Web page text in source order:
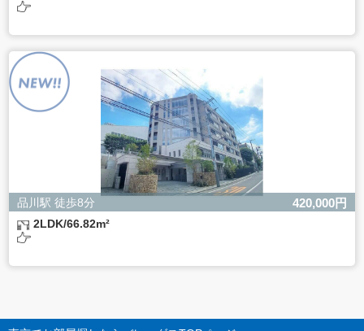
品川駅 徒歩8分 420,000円
2LDK/66.82m²